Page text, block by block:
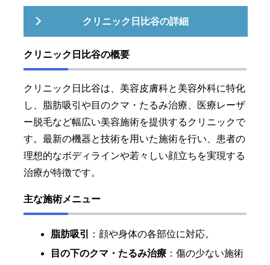
クリニック日比谷の詳細
クリニック日比谷の概要
クリニック日比谷は、美容皮膚科と美容外科に特化
し、脂肪吸引や目のクマ・たるみ治療、医療レーザ
ー脱毛など幅広い美容施術を提供するクリニックで
す。最新の機器と技術を用いた施術を行い、患者の
理想的なボディラインや若々しい顔立ちを実現する
治療が特徴です。
主な施術メニュー
脂肪吸引
：顔や身体の各部位に対応。
目の下のクマ・たるみ治療 ：傷の少ない施術